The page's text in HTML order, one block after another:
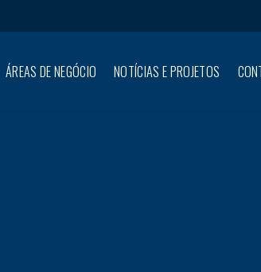
ÁREAS DE NEGÓCIO NOTÍCIAS E PROJETOS